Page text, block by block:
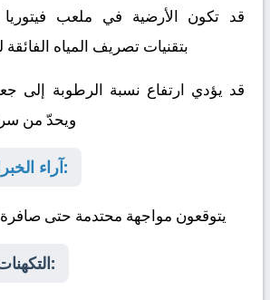
قد تكون الأرضية في ملعب
بتقنيات تصريف المياه الفائقة
قد يؤدي ارتفاع نسبة الرطوبة إلى
ويحدّ من
آراء الخبراء تحت المجهر:
يتوقعون مواجهة محتدمة حتى صافرة
التكهنات الفنية للمباراة: